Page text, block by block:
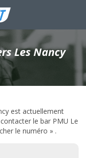
Les Nancy
est actuellement
le bar PMU Le
le numéro » .